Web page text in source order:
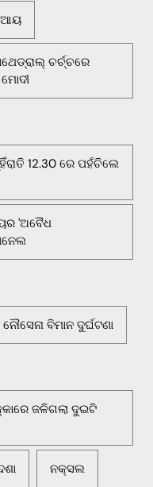
ଆୟ
ଚର୍ଚ୍ଚରେ
12.30 ରେ ପହଁଚିଲେ
'ଅବୈଧ
ବିମାନ ଦୁର୍ଘଟଣା
ଜଳିଗଲା ଦୁଇଟି
ନକ୍ସଲ